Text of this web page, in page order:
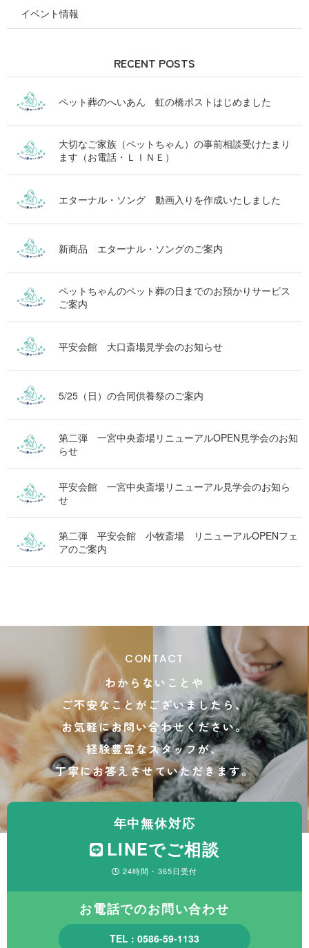
イベント情報
RECENT POSTS
ペット葬のへいあん 虹の橋ポストはじめました
大切なご家族（ペットちゃん）の事前相談受けたまり
ます（お電話・ＬＩＮＥ）
エターナル・ソング 動画入りを作成いたしました
新商品 エターナル・ソングのご案内
ペットちゃんのペット葬の日までのお預かりサービス
ご案内
平安会館 大口斎場見学会のお知らせ
5/25（日）の合同供養祭のご案内
第二弾 一宮中央斎場リニューアルOPEN見学会のお知
らせ
平安会館 一宮中央斎場リニューアル見学会のお知ら
せ
第二弾 平安会館 小牧斎場 リニューアルOPENフェ
アのご案内
CONTACT
わからないことや
ご不安なことがございましたら、
お気軽にお問い合わせください。
経験豊富なスタッフが、
丁寧にお答えさせていただきます。
年中無休対応
LINEでご相談
24時間・365日受付
お電話でのお問い合わせ
TEL : 0586-59-1133